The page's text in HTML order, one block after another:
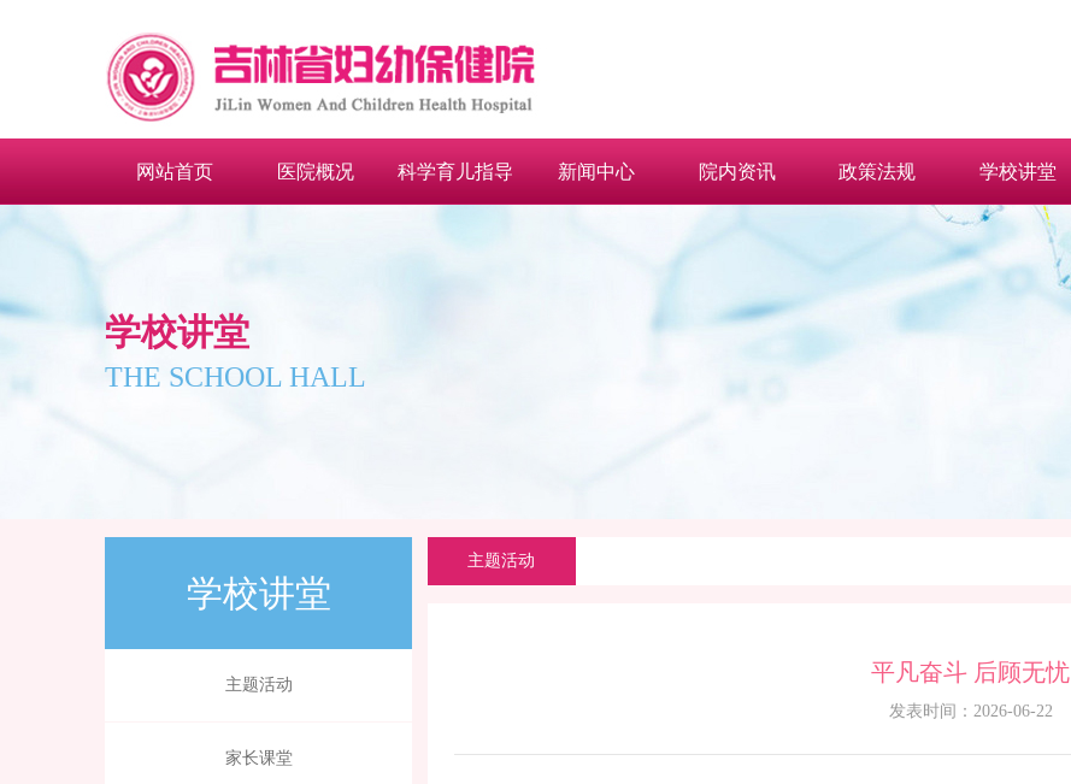
网站首页 医院概况 科学育儿指导 新闻中心 院内资讯 政策法规 学校讲堂
学校讲堂
THE SCHOOL HALL
学校讲堂
主题活动
家长课堂
主题活动
平凡奋斗 后顾无忧
发表时间：2026-06-22